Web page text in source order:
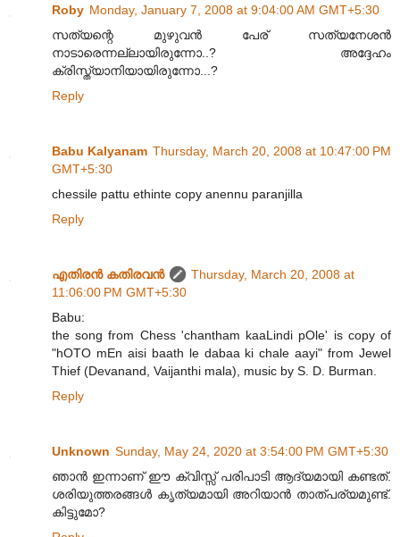
Roby Monday, January 7, 2008 at 9:04:00 AM GMT+5:30
സത്യന്റെ മുഴുവന്‍ പേര് സത്യനേശന്‍
നാടാരെന്നല്ലായിരുന്നോ..? അദ്ദേഹം
ക്രിസ്ത്യാനിയായിരുന്നോ...?
Reply
Babu Kalyanam Thursday, March 20, 2008 at 10:47:00 PM
GMT+5:30
chessile pattu ethinte copy anennu paranjilla
Reply
എതിരന്‍ കതിരവന്‍
Thursday, March 20, 2008 at
11:06:00 PM GMT+5:30
Babu:
the song from Chess 'chantham kaaLindi pOle' is copy of
"hOTO mEn aisi baath le dabaa ki chale aayi" from Jewel
Thief (Devanand, Vaijanthi mala), music by S. D. Burman.
Reply
Unknown Sunday, May 24, 2020 at 3:54:00 PM GMT+5:30
ഞാൻ ഇന്നാണ് ഈ ക്വിസ്സ് പരിപാടി ആദ്യമായി കണ്ടത്.
ശരിയുത്തരങ്ങൾ കൃത്യമായി അറിയാൻ താത്പര്യമുണ്ട്.
കിട്ടുമോ?